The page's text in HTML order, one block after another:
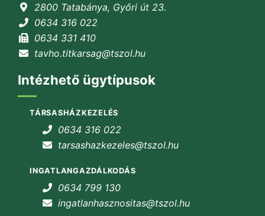
2800 Tatabánya, Győri út 23.
0634 316 022
0634 331 410
tavho.titkarsag@tszol.hu
Intézhető ügytípusok
TÁRSASHÁZKEZELÉS
0634 316 022
tarsashazkezeles@tszol.hu
INGATLANGAZDÁLKODÁS
0634 799 130
ingatlanhasznositas@tszol.hu